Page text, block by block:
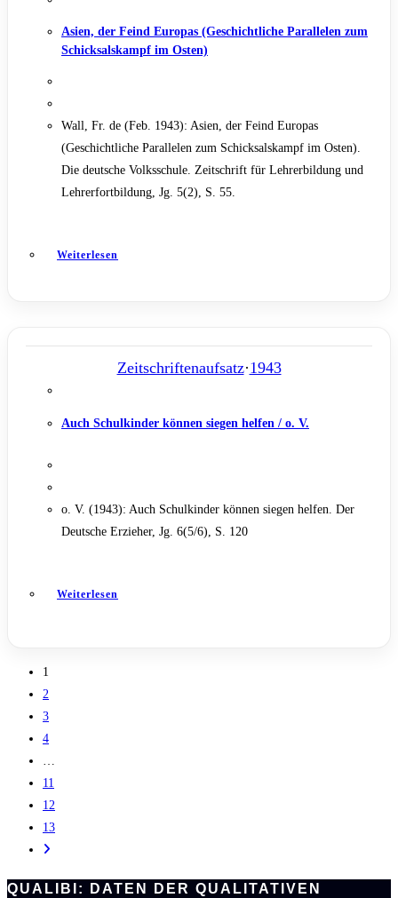
Asien, der Feind Europas (Geschichtliche Parallelen zum
Schicksalskampf im Osten)
Wall, Fr. de (Feb. 1943): Asien, der Feind Europas
(Geschichtliche Parallelen zum Schicksalskampf im Osten).
Die deutsche Volksschule. Zeitschrift für Lehrerbildung und
Lehrerfortbildung, Jg. 5(2), S. 55.
Weiterlesen
Zeitschriftenaufsatz·1943
Auch Schulkinder können siegen helfen / o. V.
o. V. (1943): Auch Schulkinder können siegen helfen. Der
Deutsche Erzieher, Jg. 6(5/6), S. 120
Weiterlesen
1
2
3
4
11
12
13
QUALIBI: DATEN DER QUALITATIVEN